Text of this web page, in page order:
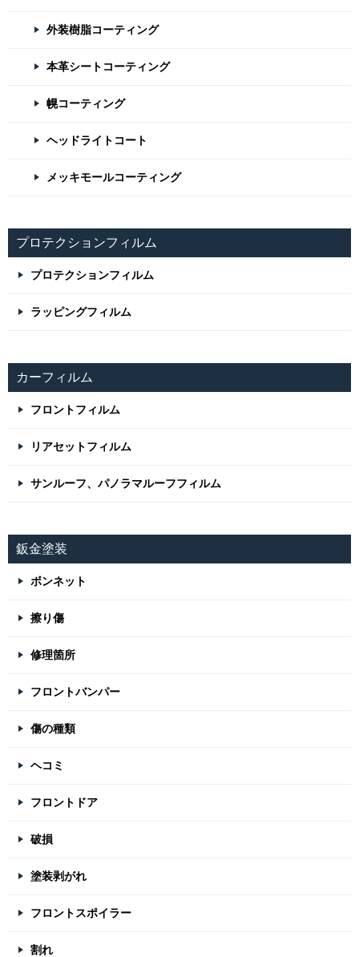
外装樹脂コーティング
本革シートコーティング
幌コーティング
ヘッドライトコート
メッキモールコーティング
プロテクションフィルム
プロテクションフィルム
ラッピングフィルム
カーフィルム
フロントフィルム
リアセットフィルム
サンルーフ、パノラマルーフフィルム
鈑金塗装
ボンネット
擦り傷
修理箇所
フロントバンパー
傷の種類
ヘコミ
フロントドア
破損
塗装剥がれ
フロントスポイラー
割れ